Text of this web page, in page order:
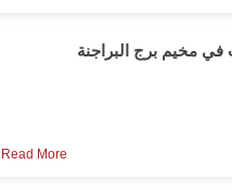
في مخيم برج البراجنة
Read More